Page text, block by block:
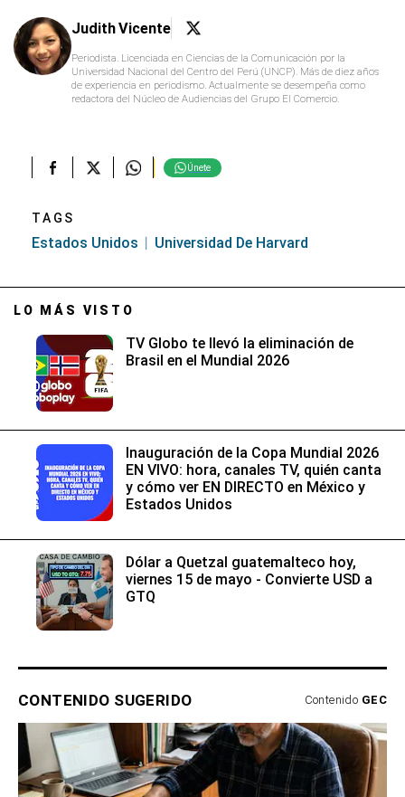
Judith Vicente
Periodista. Licenciada en Ciencias de la Comunicación por la
Universidad Nacional del Centro del Perú (UNCP). Más de diez años
de experiencia en periodismo. Actualmente se desempeña como
redactora del Núcleo de Audiencias del Grupo El Comercio.
Únete
TAGS
Estados Unidos Universidad De Harvard
LO MÁS VISTO
TV Globo te llevó la eliminación de
Brasil en el Mundial 2026
Inauguración de la Copa Mundial 2026
EN VIVO: hora, canales TV, quién canta
y cómo ver EN DIRECTO en México y
Estados Unidos
Dólar a Quetzal guatemalteco hoy,
viernes 15 de mayo - Convierte USD a
GTQ
CONTENIDO SUGERIDO Contenido GEC